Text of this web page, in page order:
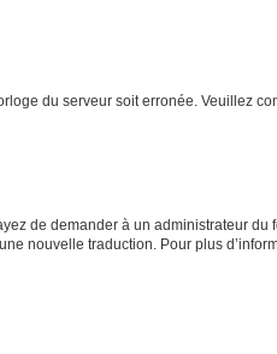
du serveur soit erronée. Veuillez
de demander à un administrateur du
nouvelle traduction. Pour plus